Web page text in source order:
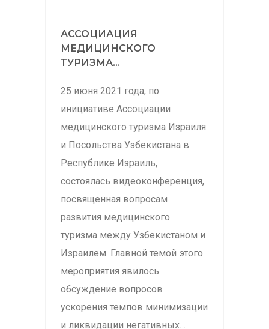
АССОЦИАЦИЯ
МЕДИЦИНСКОГО
ТУРИЗМА...
25 июня 2021 года, по
инициативе Ассоциации
медицинского туризма Израиля
и Посольства Узбекистана в
Республике Израиль,
состоялась видеоконференция,
посвященная вопросам
развития медицинского
туризма между Узбекистаном и
Израилем. Главной темой этого
мероприятия явилось
обсуждение вопросов
ускорения темпов минимизации
и ликвидации негативных…